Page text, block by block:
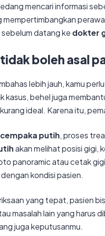
mencari informasi
mempertimbangkan
datang ke dokter
boleh asal
lebih jauh, kamu
kasus, behel juga
ideal. Karena itu,
putih, proses
akan melihat posisi gigi,
panoramic atau cetak
kondisi pasien.
yang tepat, pasien
masalah lain yang harus
juga keputusanmu.